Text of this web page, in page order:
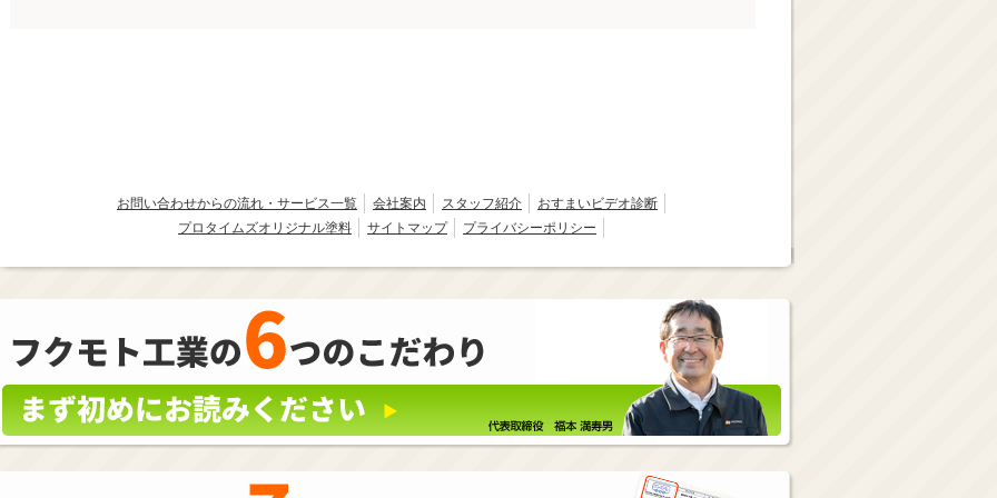
お問い合わせからの流れ・サービス一覧 会社案内 スタッフ紹介
おすまいビデオ診断
プロタイムズオリジナル塗料
サイトマップ プライバシーポリシー